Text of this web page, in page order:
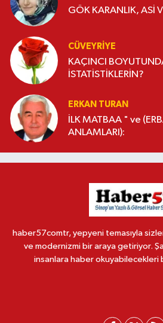
GÖK KARANLIK, ASİ
CÜVEYRIYE
KAÇINCI BOYUTUNDASIN
İSTATİSTİKLERİN?
ERKAN TURAN
İLK MATBAA " ve
ANLAMLARI):
haber57comtr, yepyeni temasıyla
ve modernizmi bir araya getiriyor.
insanlara haber okuyabilecekleri